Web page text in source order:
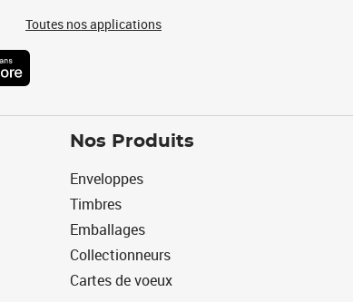
Toutes nos applications
Nos Produits
Enveloppes
Timbres
Emballages
Collectionneurs
Cartes de voeux